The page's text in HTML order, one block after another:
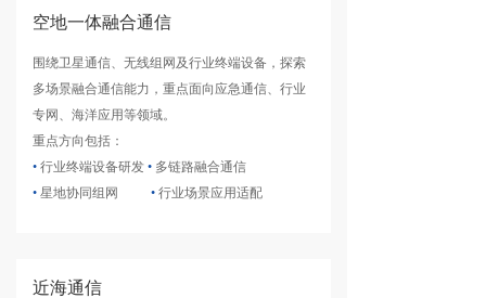
围绕卫星通信、无线组网及行业终端设备，探索
多场景融合通信能力，重点面向应急通信、行业
专网、海洋应用等领域。
重点方向包括：
• 行业终端设备研发 • 多链路融合通信
• 星地协同组网 • 行业场景应用适配
空地一体融合通信
近海通信